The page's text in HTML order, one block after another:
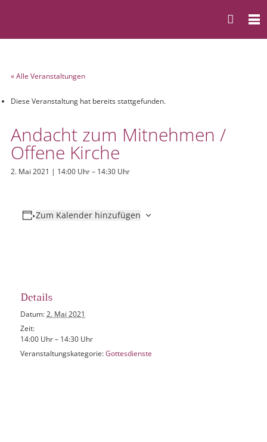
« Alle Veranstaltungen
Diese Veranstaltung hat bereits stattgefunden.
Andacht zum Mitnehmen /
Offene Kirche
2. Mai 2021 | 14:00 Uhr– 14:30 Uhr
Zum Kalender hinzufügen
Details
Datum: 2. Mai 2021
Zeit:
14:00 Uhr – 14:30 Uhr
Veranstaltungskategorie: Gottesdienste